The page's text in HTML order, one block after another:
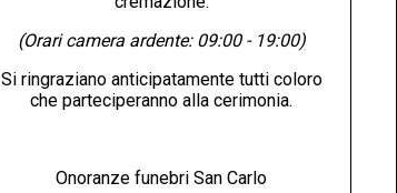
(Orari camera ardente: 09:00 - 19:00)
Si ringraziano anticipatamente tutti coloro
che parteciperanno alla cerimonia.
Onoranze funebri San Carlo